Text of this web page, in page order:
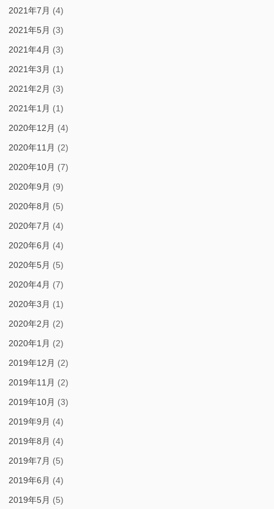
2021年7月 (4)
2021年5月 (3)
2021年4月 (3)
2021年3月 (1)
2021年2月 (3)
2021年1月 (1)
2020年12月 (4)
2020年11月 (2)
2020年10月 (7)
2020年9月 (9)
2020年8月 (5)
2020年7月 (4)
2020年6月 (4)
2020年5月 (5)
2020年4月 (7)
2020年3月 (1)
2020年2月 (2)
2020年1月 (2)
2019年12月 (2)
2019年11月 (2)
2019年10月 (3)
2019年9月 (4)
2019年8月 (4)
2019年7月 (5)
2019年6月 (4)
2019年5月 (5)